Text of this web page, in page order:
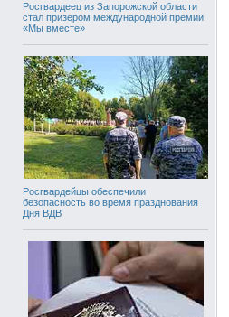
Росгвардеец из Запорожской области
стал призером международной премии
«Мы вместе»
Росгвардейцы обеспечили
безопасность во время празднования
Дня ВДВ